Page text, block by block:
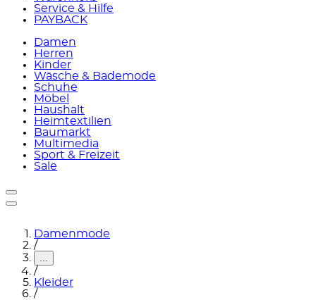
Service & Hilfe
PAYBACK
Damen
Herren
Kinder
Wäsche & Bademode
Schuhe
Möbel
Haushalt
Heimtextilien
Baumarkt
Multimedia
Sport & Freizeit
Sale
Damenmode
/
...
/
Kleider
/